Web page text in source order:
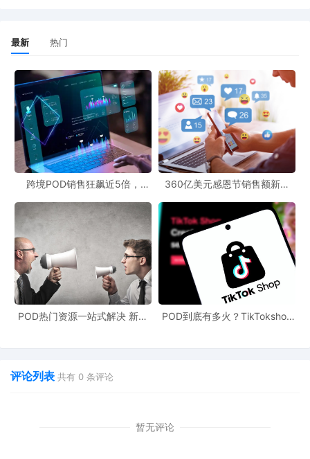
也就是说，即使是价值10美元的包裹，也要被征收200美元的关
税，彻底失去价格优势不说，成本更是高得离谱！
因此为了节省成本开支，国内发货的模式或被卖家放弃，海外仓一
件代发成了最优解。
该政策或将进一步推动跨境POD行业的发展，无需卖家国内发货，
直接合作海外本地工厂，实现一件定制一件代发，既节省了高额关
税，又能保持高溢价的优势。
UinPOD优衣印全球定制公司，多个国家定制源头，一件定制货通全
球，已在美国，西班牙、德国、泰国、菲律宾、马来西亚、日本、
墨西哥等多个国家本地布局印花工厂，支持一件定制一件代发。坚
最新 热门
跨境POD销售狂飙近5倍，
360亿美元感恩节销售额新纪
新风潮！
POD热门资源一站式解决 新手
POD到底有多火？TikTokshop
评论列表 共有 0 条评论
暂无评论